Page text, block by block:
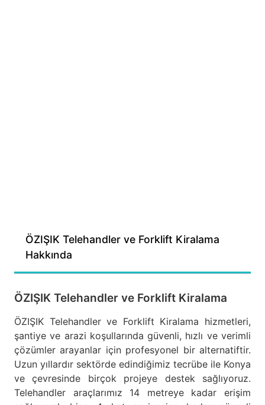
ÖZIŞIK Telehandler ve Forklift Kiralama
Hakkında
ÖZIŞIK Telehandler ve Forklift Kiralama
ÖZIŞIK Telehandler ve Forklift Kiralama hizmetleri,
şantiye ve arazi koşullarında güvenli, hızlı ve verimli
çözümler arayanlar için profesyonel bir alternatiftir.
Uzun yıllardır sektörde edindiğimiz tecrübe ile Konya
ve çevresinde birçok projeye destek sağlıyoruz.
Telehandler araçlarımız 14 metreye kadar erişim